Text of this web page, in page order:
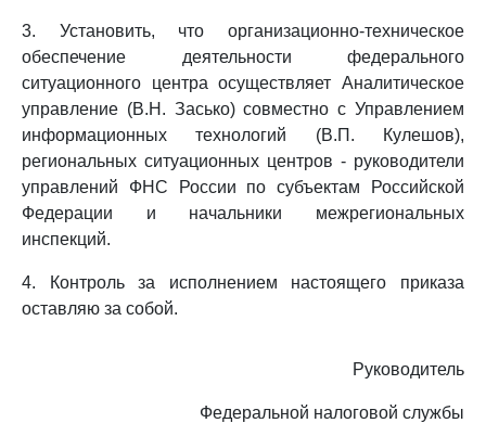
3. Установить, что организационно-техническое
обеспечение деятельности федерального
ситуационного центра осуществляет Аналитическое
управление (В.Н. Засько) совместно с Управлением
информационных технологий (В.П. Кулешов),
региональных ситуационных центров - руководители
управлений ФНС России по субъектам Российской
Федерации и начальники межрегиональных
инспекций.
4. Контроль за исполнением настоящего приказа
оставляю за собой.
Руководитель
Федеральной налоговой службы